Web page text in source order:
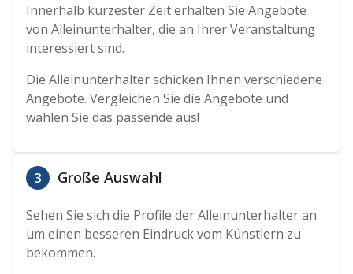
Innerhalb kürzester Zeit erhalten Sie Angebote
von Alleinunterhalter, die an Ihrer Veranstaltung
interessiert sind.
Die Alleinunterhalter schicken Ihnen verschiedene
Angebote. Vergleichen Sie die Angebote und
wählen Sie das passende aus!
3 Große Auswahl
Sehen Sie sich die Profile der Alleinunterhalter an
um einen besseren Eindruck vom Künstlern zu
bekommen.